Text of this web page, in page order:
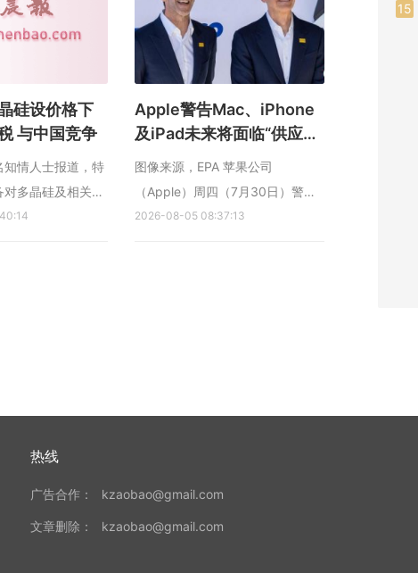
平台X发文说，印度商船MSV
Faize Noore Oliya号在也门荷台
达港以南的...
硅设价格下
与中国竞争
知情人士报道，特
多晶硅及相关产
征收关税，使这
于本月晚些时候
Apple警告Mac、iPhone
及iPad未来将面临“供应限
制”
图像来源，EPA 苹果公司
（Apple）周四（7月30日）警
告，旗下最受欢迎产品正面对日益
2026-08-05 08:37:13
15
热线
广告合作： kzaobao@gmail.com
文章删除： kzaobao@gmail.com